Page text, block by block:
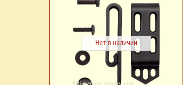
Нет в наличии